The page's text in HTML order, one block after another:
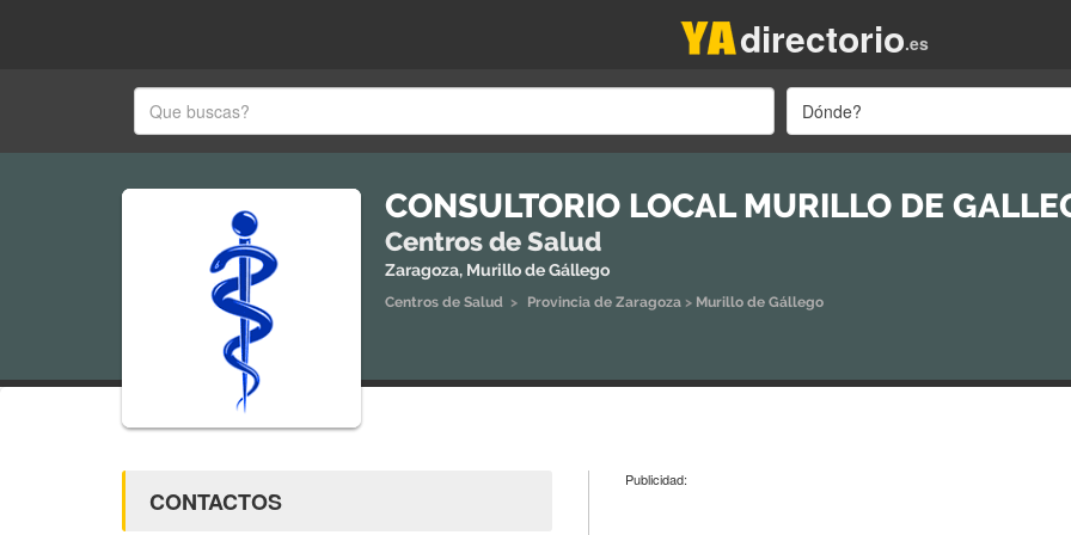
.es
directorio
Dónde?
CONSULTORIO LOCAL MURILLO DE
Centros de Salud
Zaragoza, Murillo de Gállego
Centros de Salud > Provincia de Zaragoza > Murillo de Gállego
CONTACTOS
Publicidad: